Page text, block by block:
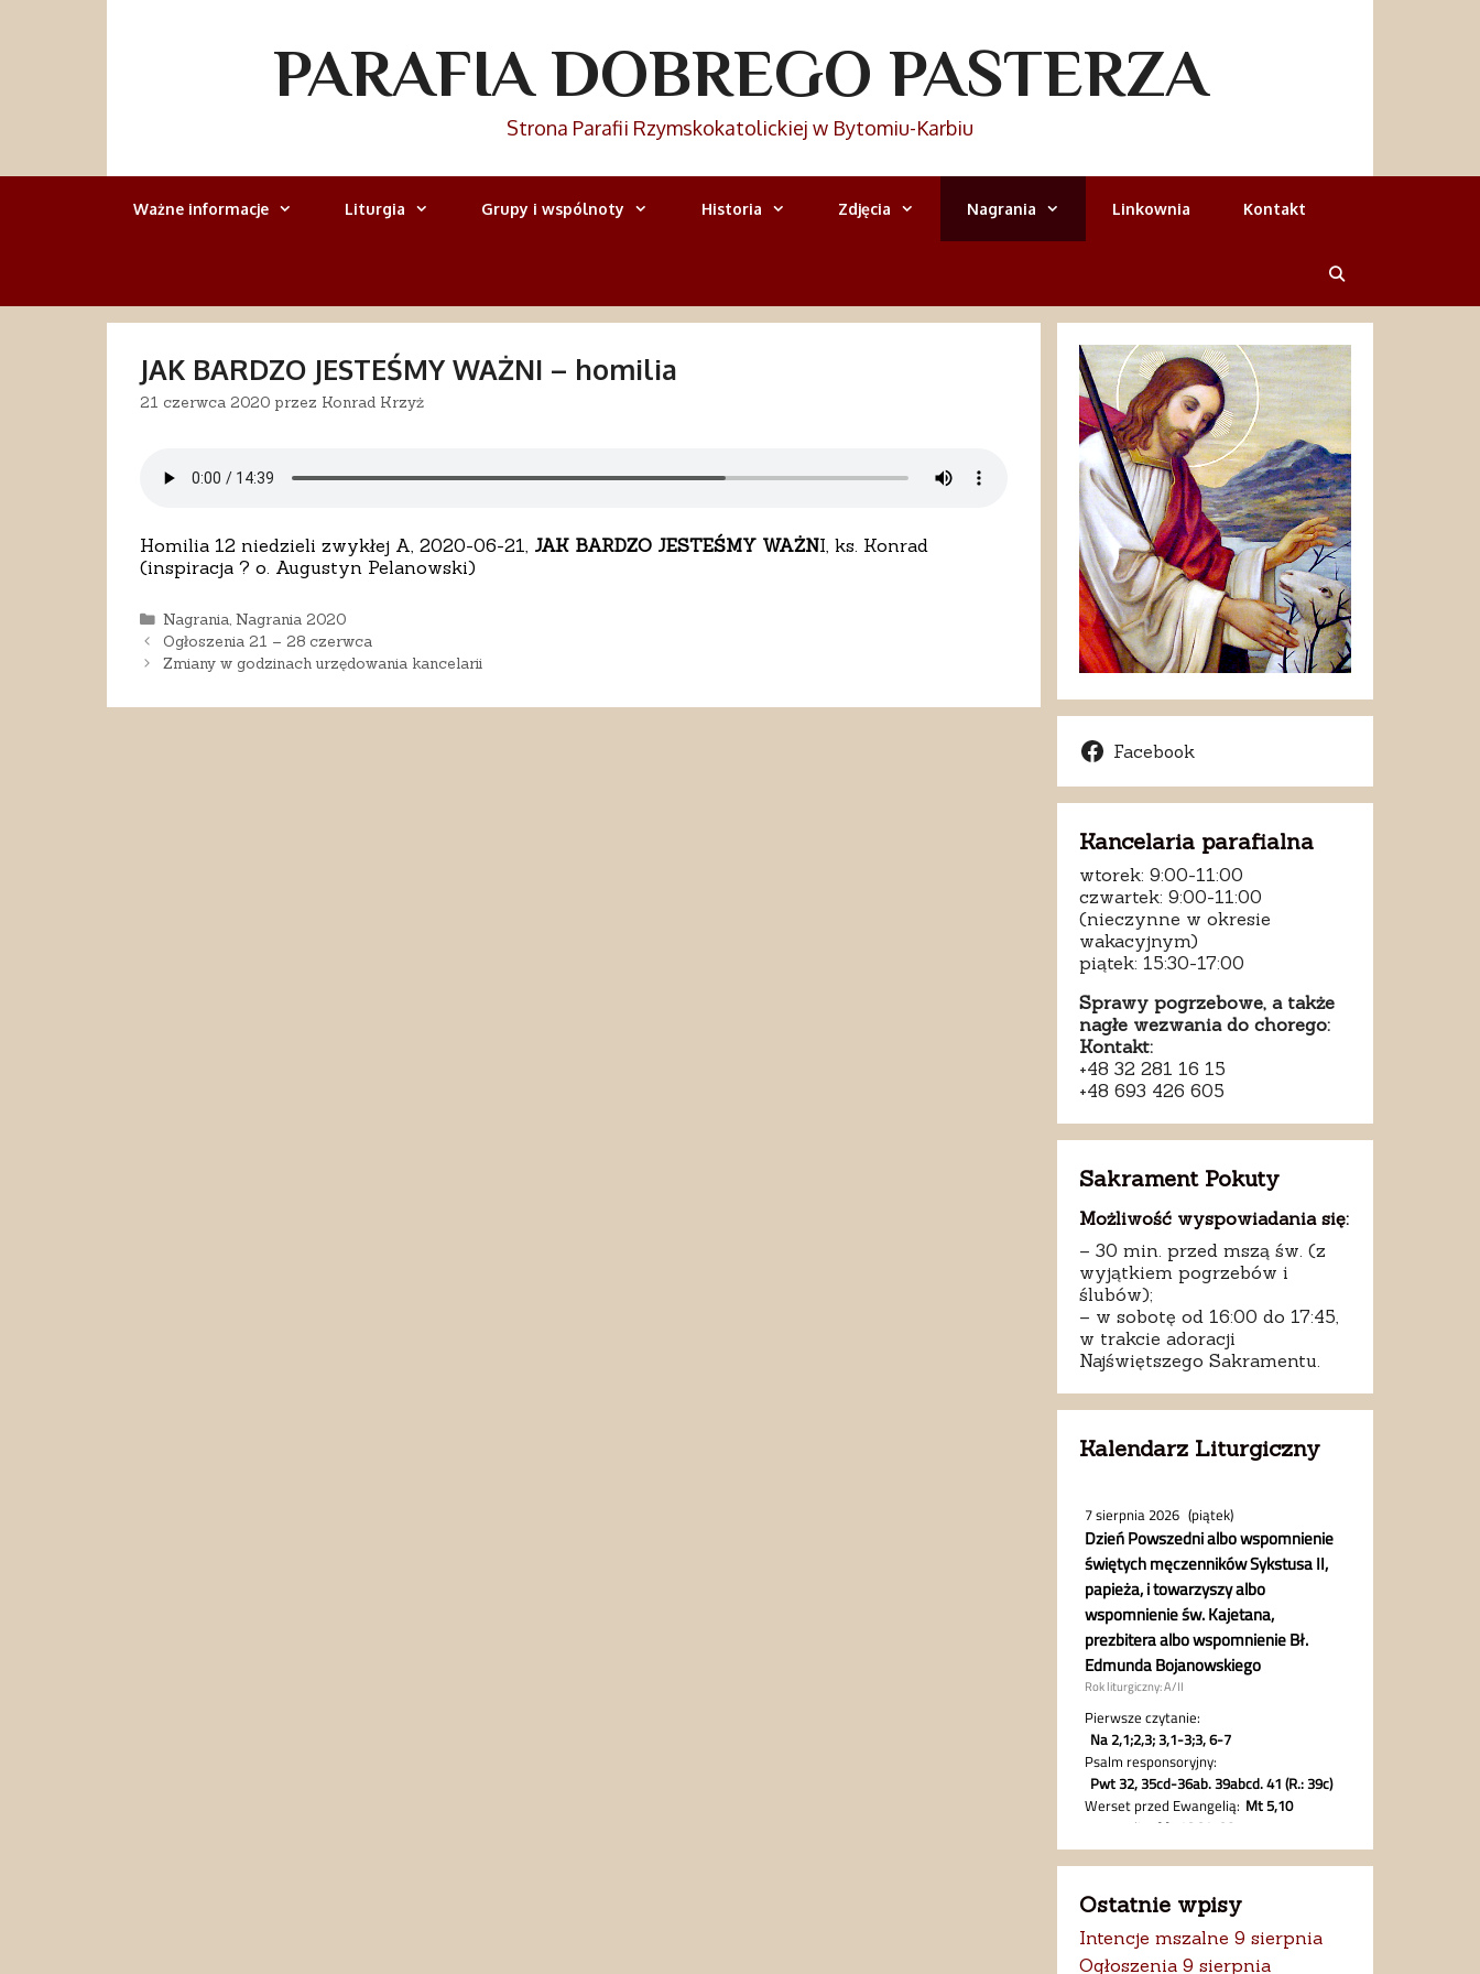
PARAFIA DOBREGO PASTERZA
Strona Parafii Rzymskokatolickiej w Bytomiu-Karbiu
Ważne informacje Liturgia Grupy i wspólnoty Historia Zdjęcia Nagrania Linkownia Kontakt
JAK BARDZO JESTEŚMY WAŻNI – homilia
21 czerwca 2020 przez Konrad Krzyż
Homilia 12 niedzieli zwykłej A, 2020-06-21, JAK BARDZO JESTEŚMY WAŻNI, ks. Konrad
(inspiracja ? o. Augustyn Pelanowski)
Kategorie
Nagrania,Nagrania 2020
Ogłoszenia 21 – 28 czerwca
Zmiany w godzinach urzędowania kancelarii
Facebook
Kancelaria parafialna
wtorek: 9:00-11:00
czwartek: 9:00-11:00
(nieczynne w okresie
wakacyjnym)
piątek: 15:30-17:00
Sprawy pogrzebowe, a także
nagłe wezwania do chorego:
Kontakt:
+48 32 281 16 15
+48 693 426 605
Sakrament Pokuty
Możliwość wyspowiadania się:
– 30 min. przed mszą św. (z
wyjątkiem pogrzebów i
ślubów);
– w sobotę od 16:00 do 17:45,
w trakcie adoracji
Najświętszego Sakramentu.
Kalendarz Liturgiczny
Ostatnie wpisy
Intencje mszalne 9 sierpnia
Ogłoszenia 9 sierpnia